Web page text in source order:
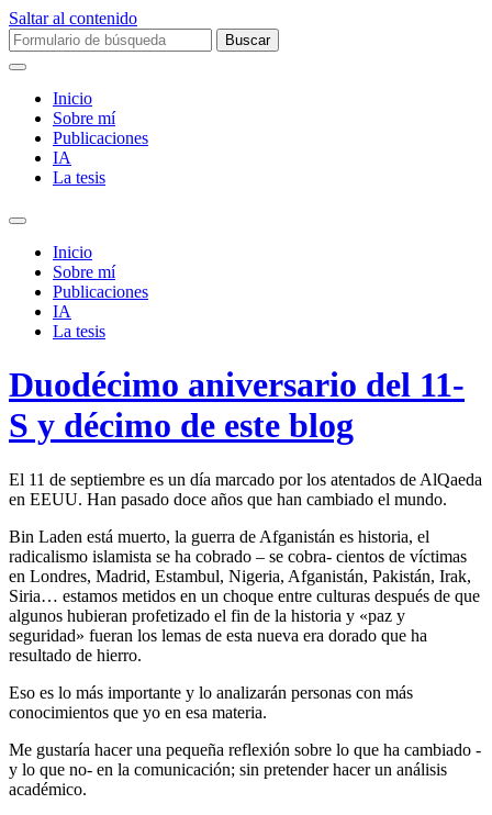
Saltar al contenido
Buscar:
Inicio
Sobre mí­
Publicaciones
IA
La tesis
Alternar
campo
búsqueda
Inicio
Sobre mí­
Publicaciones
IA
La tesis
Duodécimo aniversario del 11-
S y décimo de este blog
El 11 de septiembre es un día marcado por los atentados de AlQaeda
en EEUU. Han pasado doce años que han cambiado el mundo.
Bin Laden está muerto, la guerra de Afganistán es historia, el
radicalismo islamista se ha cobrado – se cobra- cientos de víctimas
en Londres, Madrid, Estambul, Nigeria, Afganistán, Pakistán, Irak,
Siria… estamos metidos en un choque entre culturas después de que
algunos hubieran profetizado el fin de la historia y «paz y
seguridad» fueran los lemas de esta nueva era dorado que ha
resultado de hierro.
Eso es lo más importante y lo analizarán personas con más
conocimientos que yo en esa materia.
Me gustaría hacer una pequeña reflexión sobre lo que ha cambiado -
y lo que no- en la comunicación; sin pretender hacer un análisis
académico.